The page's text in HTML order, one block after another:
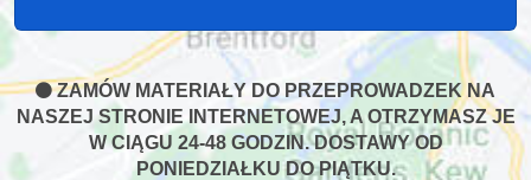
ZAMÓW MATERIAŁY DO PRZEPROWADZEK NA
NASZEJ STRONIE INTERNETOWEJ, A OTRZYMASZ JE
W CIĄGU 24-48 GODZIN. DOSTAWY OD
PONIEDZIAŁKU DO PIĄTKU.